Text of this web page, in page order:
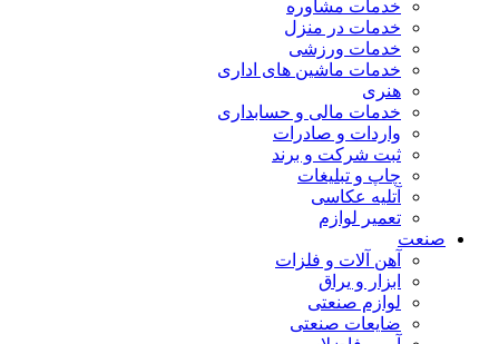
خدمات مشاوره
خدمات در منزل
خدمات ورزشی
خدمات ماشین های اداری
هنری
خدمات مالی و حسابداری
واردات و صادرات
ثبت شرکت و برند
چاپ و تبلیغات
آتلیه عکاسی
تعمیر لوازم
صنعت
آهن آلات و فلزات
ابزار و یراق
لوازم صنعتی
ضایعات صنعتی